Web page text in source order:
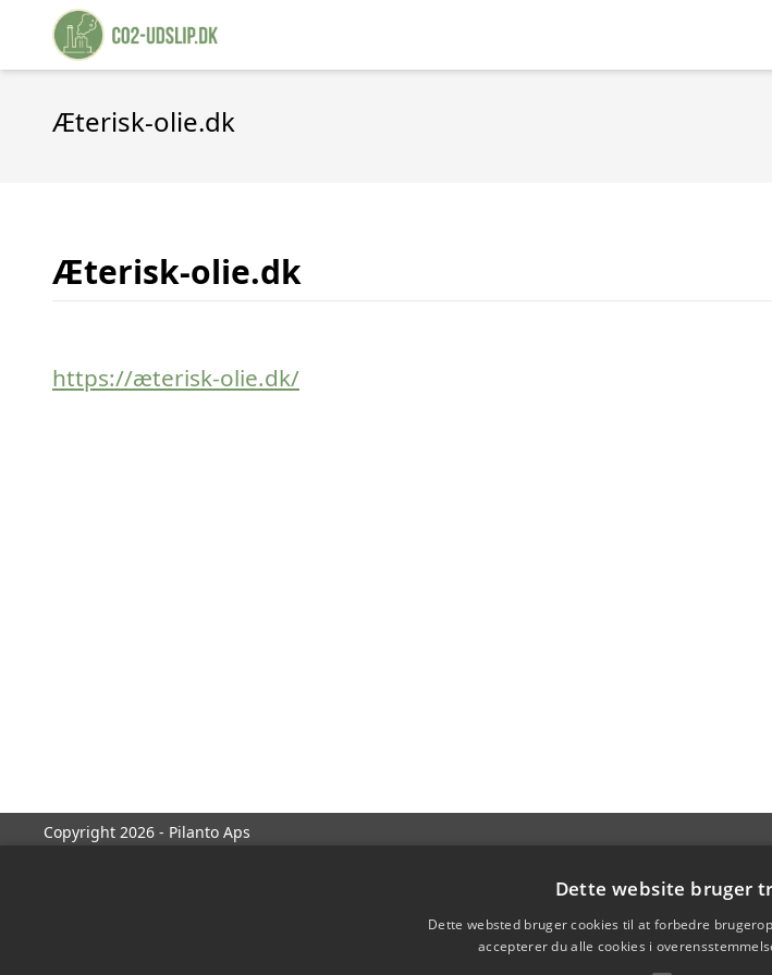
Æterisk-olie.dk
Æterisk-olie.dk
https://æterisk-olie.dk/
Copyright 2026 - Pilanto Aps
Dette website bruger
Dette websted bruger cookies til at forbedre
accepterer du alle cookies i